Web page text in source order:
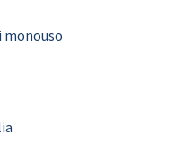
monouso